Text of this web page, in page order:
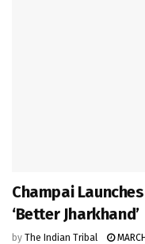
Champai
‘Better Jharkhand’
by The Indian Tribal